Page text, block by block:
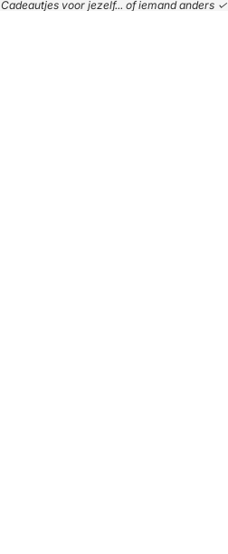
Cadeautjes voor jezelf... of iemand anders ✓